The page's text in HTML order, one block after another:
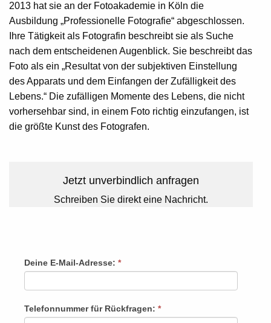
2013 hat sie an der Fotoakademie in Köln die
Ausbildung „Professionelle Fotografie“ abgeschlossen.
Ihre Tätigkeit als Fotografin beschreibt sie als Suche
nach dem entscheidenen Augenblick. Sie beschreibt das
Foto als ein „Resultat von der subjektiven Einstellung
des Apparats und dem Einfangen der Zufälligkeit des
Lebens.“ Die zufälligen Momente des Lebens, die nicht
vorhersehbar sind, in einem Foto richtig einzufangen, ist
die größte Kunst des Fotografen.
Jetzt unverbindlich anfragen
Schreiben Sie direkt eine Nachricht.
Rückruf
Deine E-Mail-Adresse: *
Telefonnummer für Rückfragen: *
Falls
bist,